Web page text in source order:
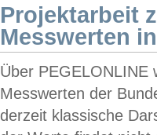
Projektarbeit
Messwerten
Über PEGELONLINE
Messwerten der
derzeit klassische